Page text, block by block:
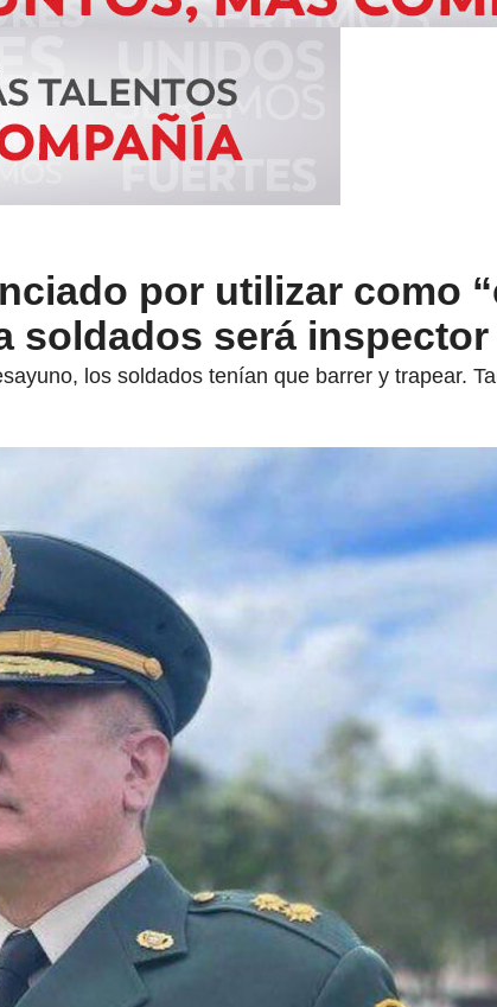
por utilizar como
soldados será
los soldados tenían que barrer y trapear.